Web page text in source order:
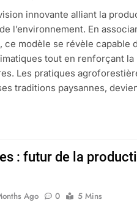
innovante alliant la
l’environnement. En
modèle se révèle capable
tout en renforçant
Les pratiques
traditions paysannes,
: futur de la
Ago 0
5 Mins